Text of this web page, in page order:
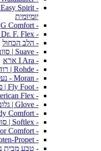
יומיומית
- G Comfort
- Dr. F. Flex | ד"ר פלקס
- הלב הכחול
- Suave | סווב
- I Ara ארא
- Rohde | רודה
- Moran - נעלי מורן
- Fly Foot | פליי פוט
- American Flex | אמריקו פלקס
- Glove | גלוב
- Lady Comfort | ליידי קומפורט
- Softlex | סופטפלקס
- Timor Comfort | טימור קומפורט
- Kroten-Propet | קרוטן-פרופט
- טבע מבית